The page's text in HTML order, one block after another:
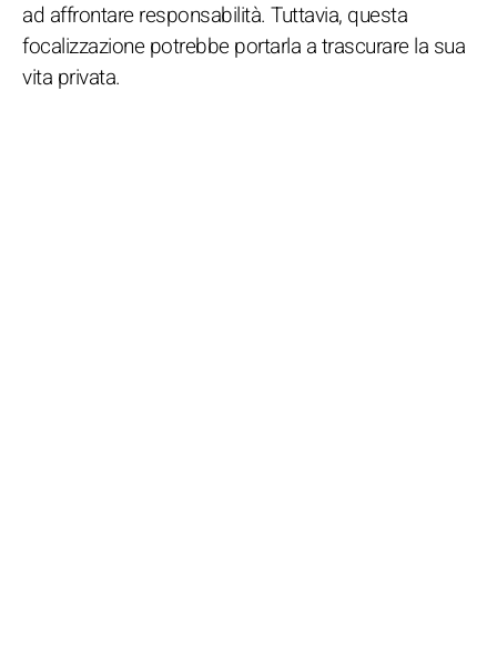
ad affrontare responsabilità. Tuttavia, questa
focalizzazione potrebbe portarla a trascurare la sua
vita privata.